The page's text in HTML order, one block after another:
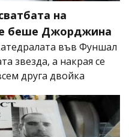
на
беше Джорджина
във Фуншал
звезда, а накрая се
друга двойка